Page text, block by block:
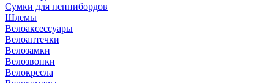
Сумки для пеннибордов
Шлемы
Велоаксессуары
Велоаптечки
Велозамки
Велозвонки
Велокресла